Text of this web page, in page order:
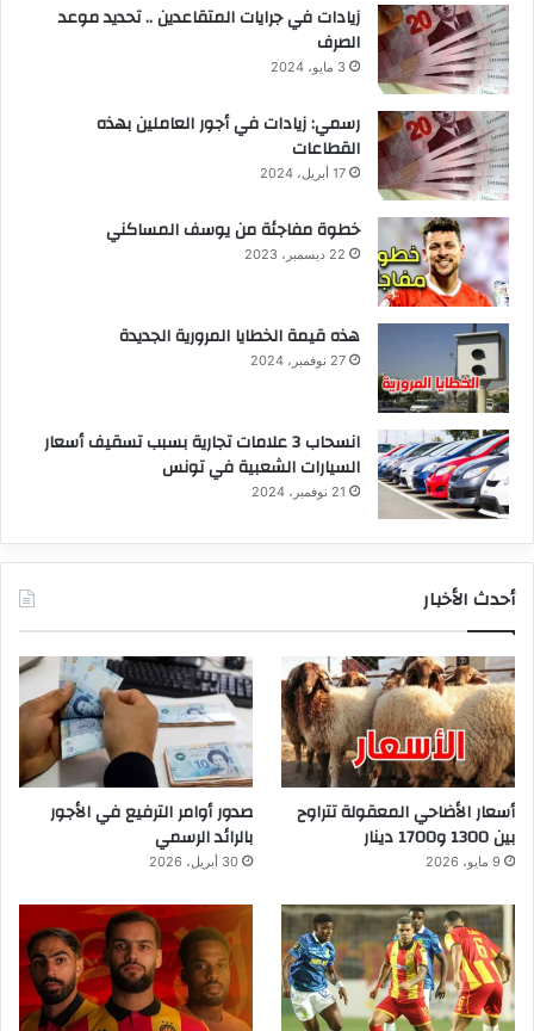
زيادات في جرايات المتقاعدين .. تحديد موعد
الصرف
3 مايو، 2024
رسمي: زيادات في أجور العاملين بهذه
القطاعات
17 أبريل، 2024
خطوة مفاجئة من يوسف المساكني
22 ديسمبر، 2023
هذه قيمة الخطايا المرورية الجديدة
27 نوفمبر، 2024
انسحاب 3 علامات تجارية بسبب تسقيف أسعار
السيارات الشعبية في تونس
21 نوفمبر، 2024
أحدث الأخبار
أسعار الأضاحي المعقولة تتراوح
بين 1300 و1700 دينار
9 مايو، 2026
صدور أوامر الترفيع في الأجور
بالرائد الرسمي
30 أبريل، 2026